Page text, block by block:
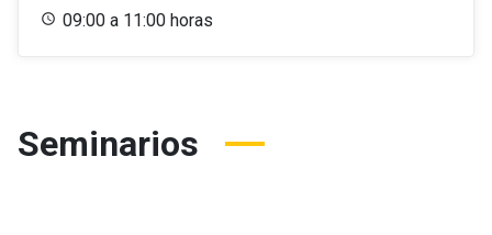
09:00 a 11:00 horas
Seminarios